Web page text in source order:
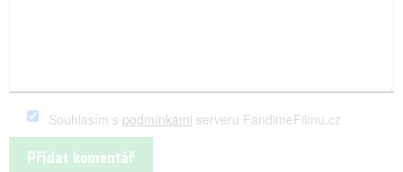
Souhlasím s podmínkami serveru FandimeFilmu.cz